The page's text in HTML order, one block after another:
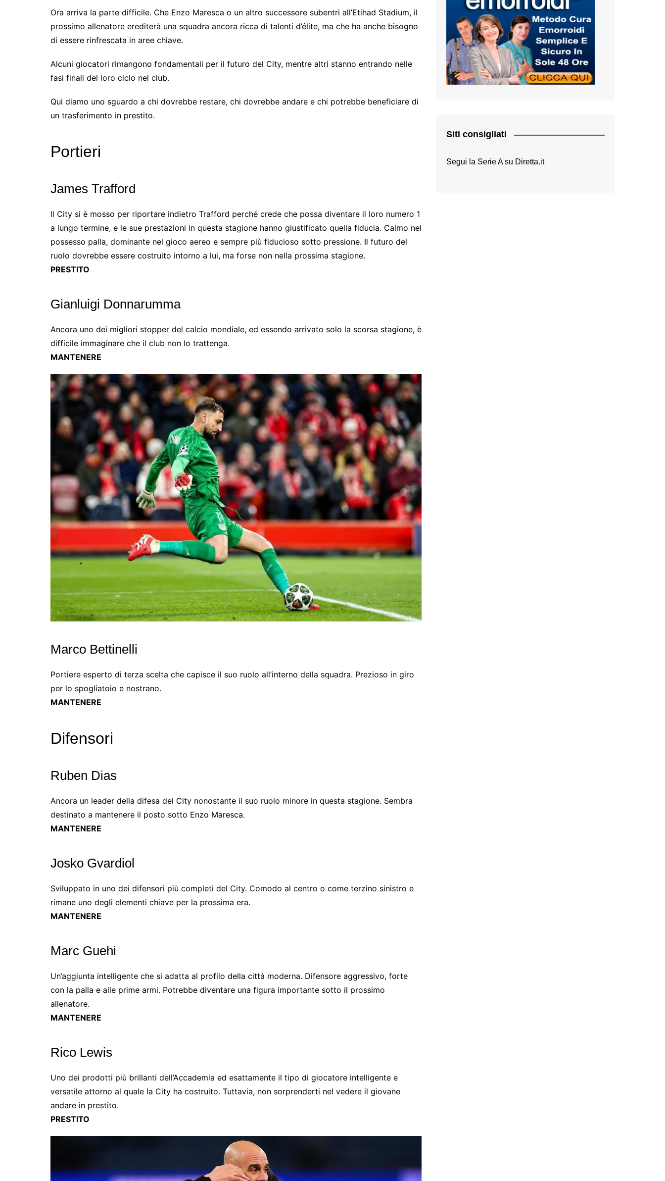
Ora arriva la parte difficile. Che Enzo Maresca o un altro successore subentri all’Etihad Stadium, il
prossimo allenatore erediterà una squadra ancora ricca di talenti d’élite, ma che ha anche bisogno
di essere rinfrescata in aree chiave.
Alcuni giocatori rimangono fondamentali per il futuro del City, mentre altri stanno entrando nelle
fasi finali del loro ciclo nel club.
Qui diamo uno sguardo a chi dovrebbe restare, chi dovrebbe andare e chi potrebbe beneficiare di
un trasferimento in prestito.
Portieri
James Trafford
Il City si è mosso per riportare indietro Trafford perché crede che possa diventare il loro numero 1
a lungo termine, e le sue prestazioni in questa stagione hanno giustificato quella fiducia. Calmo nel
possesso palla, dominante nel gioco aereo e sempre più fiducioso sotto pressione. Il futuro del
ruolo dovrebbe essere costruito intorno a lui, ma forse non nella prossima stagione.
PRESTITO
Gianluigi Donnarumma
Ancora uno dei migliori stopper del calcio mondiale, ed essendo arrivato solo la scorsa stagione, è
difficile immaginare che il club non lo trattenga.
MANTENERE
Marco Bettinelli
Portiere esperto di terza scelta che capisce il suo ruolo all’interno della squadra. Prezioso in giro
per lo spogliatoio e nostrano.
MANTENERE
Difensori
Ruben Dias
Ancora un leader della difesa del City nonostante il suo ruolo minore in questa stagione. Sembra
destinato a mantenere il posto sotto Enzo Maresca.
MANTENERE
Josko Gvardiol
Sviluppato in uno dei difensori più completi del City. Comodo al centro o come terzino sinistro e
rimane uno degli elementi chiave per la prossima era.
MANTENERE
Marc Guehi
Un’aggiunta intelligente che si adatta al profilo della città moderna. Difensore aggressivo, forte
con la palla e alle prime armi. Potrebbe diventare una figura importante sotto il prossimo
allenatore.
MANTENERE
Rico Lewis
Uno dei prodotti più brillanti dell’Accademia ed esattamente il tipo di giocatore intelligente e
versatile attorno al quale la City ha costruito. Tuttavia, non sorprenderti nel vedere il giovane
andare in prestito.
PRESTITO
Siti consigliati
Segui la Serie A su Diretta.it